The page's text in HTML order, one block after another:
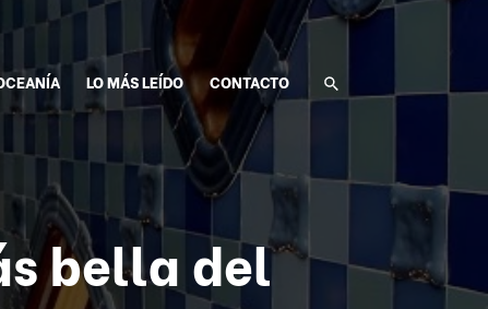
LO MÁS LEÍDO CONTACTO
bella del